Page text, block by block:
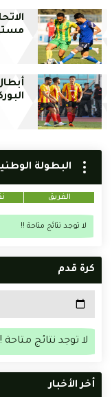
البطولة
الفريق
لا توجد نتائج متاحة !!
كرة قدم
لا توجد نتائج متاحة
أخر الأخبار